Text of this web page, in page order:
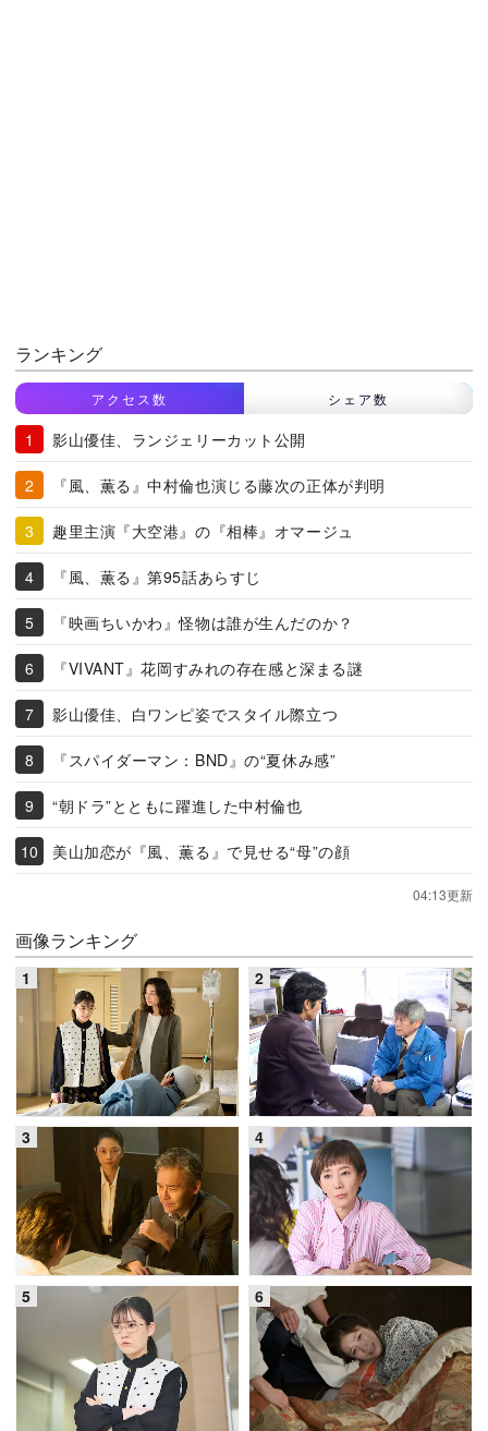
ランキング
アクセス数 シェア数
影山優佳、ランジェリーカット公開
『風、薫る』中村倫也演じる藤次の正体が判明
趣里主演『大空港』の『相棒』オマージュ
『風、薫る』第95話あらすじ
『映画ちいかわ』怪物は誰が生んだのか？
『VIVANT』花岡すみれの存在感と深まる謎
影山優佳、白ワンピ姿でスタイル際立つ
『スパイダーマン：BND』の“夏休み感”
“朝ドラ”とともに躍進した中村倫也
美山加恋が『風、薫る』で見せる“母”の顔
04:13更新
画像ランキング